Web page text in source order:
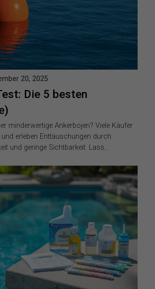
Die 5 besten
20, 2025
minderwertige Ankerbojen? Viele Käufer
erleben Enttäuschungen durch
und geringe Sichtbarkeit. Lass…